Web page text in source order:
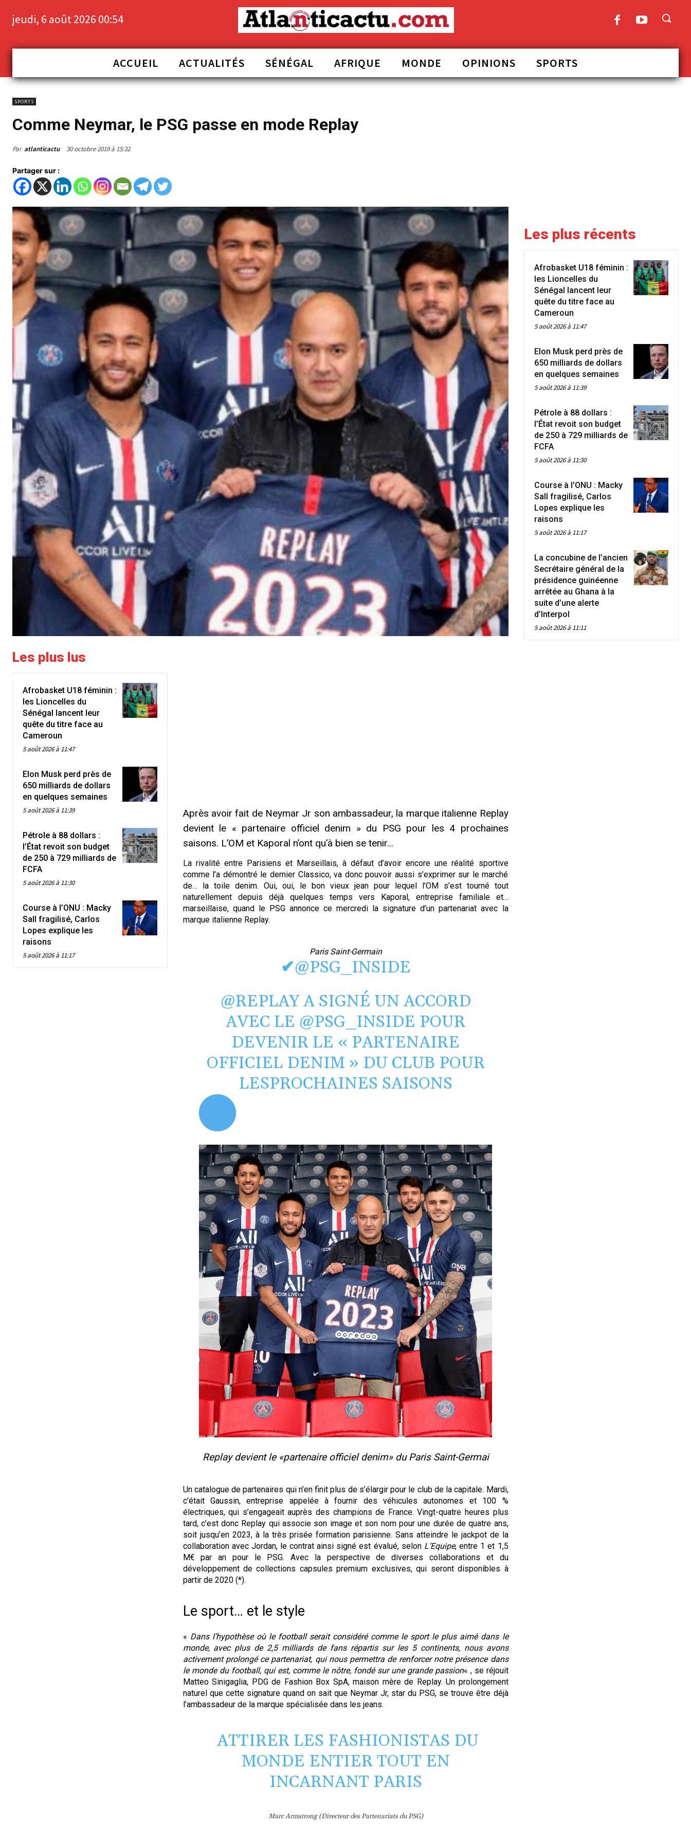
jeudi, 6 août 2026 00:54
ACCUEIL ACTUALITÉS SÉNÉGAL AFRIQUE MONDE OPINIONS SPORTS
SPORTS
Comme Neymar, le PSG passe en mode Replay
Par atlanticactu 30 octobre 2019 à 15:32
Partager sur :
Les plus lus
Afrobasket U18 féminin :
les Lioncelles du
Sénégal lancent leur
quête du titre face au
Cameroun
5 août 2026 à 11:47
Elon Musk perd près de
650 milliards de dollars
en quelques semaines
5 août 2026 à 11:39
Pétrole à 88 dollars :
l’État revoit son budget
de 250 à 729 milliards de
FCFA
5 août 2026 à 11:30
Course à l’ONU : Macky
Sall fragilisé, Carlos
Lopes explique les
raisons
5 août 2026 à 11:17
Après avoir fait de Neymar Jr son ambassadeur, la marque italienne Replay
devient le « partenaire officiel denim » du PSG pour les 4 prochaines
saisons. L’OM et Kaporal n’ont qu’à bien se tenir…
La rivalité entre Parisiens et Marseillais, à défaut d’avoir encore une réalité sportive
comme l’a démontré le dernier Classico, va donc pouvoir aussi s’exprimer sur le marché
de… la toile denim. Oui, oui, le bon vieux jean pour lequel l’OM s’est tourné tout
naturellement depuis déjà quelques temps vers Kaporal, entreprise familiale et…
marseillaise, quand le PSG annonce ce mercredi la signature d’un partenariat avec la
marque italienne Replay.
Paris Saint-Germain
✔@PSG_INSIDE
@REPLAYA SIGNÉ UN ACCORD
AVEC LE @PSG_INSIDE POUR
DEVENIR LE « PARTENAIRE
OFFICIEL DENIM » DU CLUB POUR
LESPROCHAINES SAISONS
Replay devient le «partenaire officiel denim» du Paris Saint-Germai
Un catalogue de partenaires qui n’en finit plus de s’élargir pour le club de la capitale. Mardi,
c’était Gaussin, entreprise appelée à fournir des véhicules autonomes et 100 %
électriques, qui s’engageait auprès des champions de France. Vingt-quatre heures plus
tard, c’est donc Replay qui associe son image et son nom pour une durée de quatre ans,
soit jusqu’en 2023, à la très prisée formation parisienne. Sans atteindre le jackpot de la
collaboration avec Jordan, le contrat ainsi signé est évalué, selon L’Equipe, entre 1 et 1,5
M€ par an pour le PSG. Avec la perspective de diverses collaborations et du
développement de collections capsules premium exclusives, qui seront disponibles à
partir de 2020 (*).
Le sport… et le style
« Dans l’hypothèse où le football serait considéré comme le sport le plus aimé dans le
monde, avec plus de 2,5 milliards de fans répartis sur les 5 continents, nous avons
activement prolongé ce partenariat, qui nous permettra de renforcer notre présence dans
le monde du football, qui est, comme le nôtre, fondé sur une grande passion« , se réjouit
Matteo Sinigaglia, PDG de Fashion Box SpA, maison mère de Replay. Un prolongement
naturel que cette signature quand on sait que Neymar Jr, star du PSG, se trouve être déjà
l’ambassadeur de la marque spécialisée dans les jeans.
ATTIRER LES FASHIONISTAS DU
MONDE ENTIER TOUT EN
INCARNANT PARIS
Marc Armstrong (Directeur des Partenariats du PSG)
Les plus récents
Afrobasket U18 féminin :
les Lioncelles du
Sénégal lancent leur
quête du titre face au
Cameroun
5 août 2026 à 11:47
Elon Musk perd près de
650 milliards de dollars
en quelques semaines
5 août 2026 à 11:39
Pétrole à 88 dollars :
l’État revoit son budget
de 250 à 729 milliards de
FCFA
5 août 2026 à 11:30
Course à l’ONU : Macky
Sall fragilisé, Carlos
Lopes explique les
raisons
5 août 2026 à 11:17
La concubine de l’ancien
Secrétaire général de la
présidence guinéenne
arrêtée au Ghana à la
suite d’une alerte
d’Interpol
5 août 2026 à 11:11